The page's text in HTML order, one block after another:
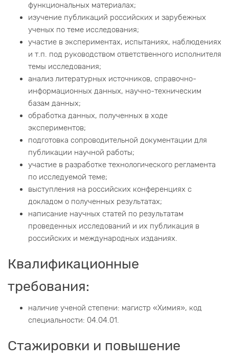
функциональных материалах;
изучение публикаций российских и зарубежных
ученых по теме исследования;
участие в экспериментах, испытаниях, наблюдениях
и т.п. под руководством ответственного исполнителя
темы исследования;
анализ литературных источников, справочно-
информационных данных, научно-техническим
базам данных;
обработка данных, полученных в ходе
экспериментов;
подготовка сопроводительной документации для
публикации научной работы;
участие в разработке технологического регламента
по исследуемой теме;
выступления на российских конференциях с
докладом о полученных результатах;
написание научных статей по результатам
проведенных исследований и их публикация в
российских и международных изданиях.
Квалификационные
требования:
наличие ученой степени: магистр «Химия», код
специальности: 04.04.01.
Стажировки и повышение